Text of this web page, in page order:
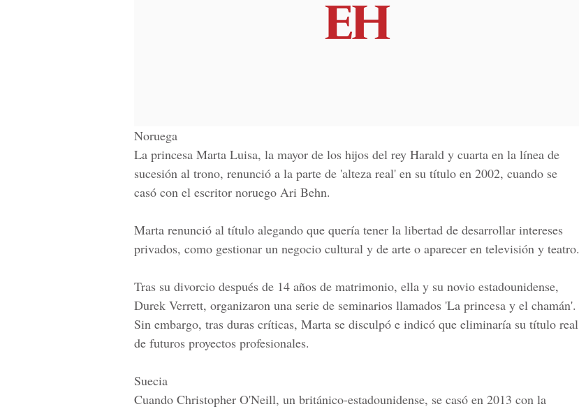
Noruega
La princesa Marta Luisa, la mayor de los hijos del rey Harald y cuarta en la línea de
sucesión al trono, renunció a la parte de 'alteza real' en su título en 2002, cuando se
casó con el escritor noruego Ari Behn.
Marta renunció al título alegando que quería tener la libertad de desarrollar intereses
privados, como gestionar un negocio cultural y de arte o aparecer en televisión y teatro.
Tras su divorcio después de 14 años de matrimonio, ella y su novio estadounidense,
Durek Verrett, organizaron una serie de seminarios llamados 'La princesa y el chamán'.
Sin embargo, tras duras críticas, Marta se disculpó e indicó que eliminaría su título real
de futuros proyectos profesionales.
Suecia
Cuando Christopher O'Neill, un británico-estadounidense, se casó en 2013 con la